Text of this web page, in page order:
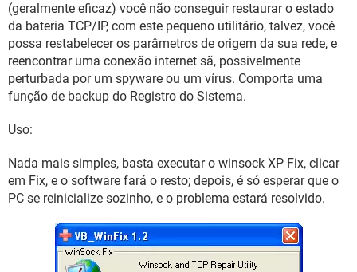
(geralmente eficaz) você não conseguir restaurar o estado
da bateria TCP/IP, com este pequeno utilitário, talvez, você
possa restabelecer os parâmetros de origem da sua rede, e
reencontrar uma conexão internet sã, possivelmente
perturbada por um spyware ou um vírus. Comporta uma
função de backup do Registro do Sistema.
Uso:
Nada mais simples, basta executar o winsock XP Fix, clicar
em Fix, e o software fará o resto; depois, é só esperar que o
PC se reinicialize sozinho, e o problema estará resolvido.